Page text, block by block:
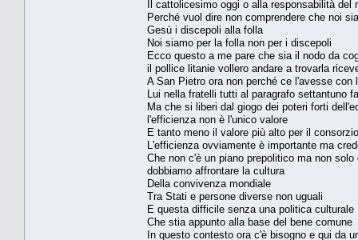
Il cattolicesimo oggi o alla responsabilità del
Perché vuol dire non comprendere che noi
Gesù i discepoli alla folla
Noi siamo per la folla non per i discepoli
Ecco questo a me pare che sia il nodo da
il pollice litanie vollero andare a trovarla
A San Pietro ora non perché ce l'avesse con
Lui nella fratelli tutti al paragrafo settantuno
Ma che si liberi dal giogo dei poteri forti
l'efficienza non è l'unico valore
E tanto meno il valore più alto per il
L'efficienza ovviamente è importante ma
Che non c'è un piano prepolitico ma non
dobbiamo affrontare la cultura
Della convivenza mondiale
Tra Stati e persone diverse non uguali
E questa difficile senza una politica culturale
Che stia appunto alla base del bene comune
In questo contesto ora c'è bisogno e qui da